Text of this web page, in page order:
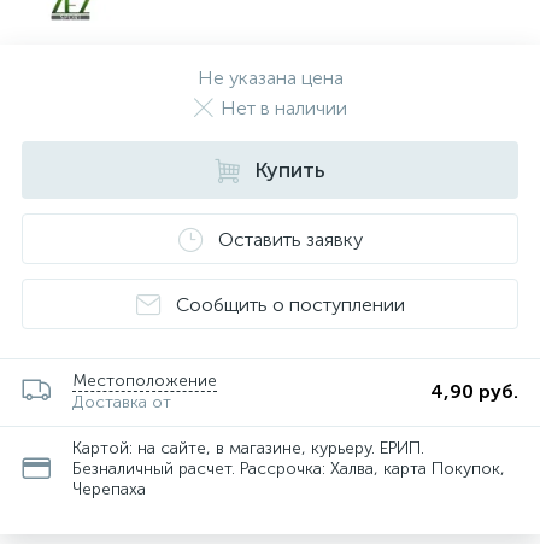
Не указана цена
Нет в наличии
Купить
Оставить заявку
Сообщить о поступлении
Местоположение
Доставка от
4,90 руб.
Картой: на сайте, в магазине, курьеру. ЕРИП.
Безналичный расчет. Рассрочка: Халва, карта Покупок,
Черепаха